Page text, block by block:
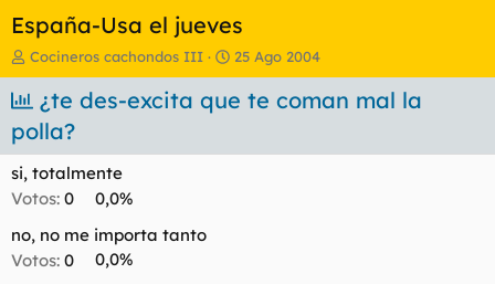
España-Usa el jueves
I
n
i
c
i
a
d
o
d
e
Cocineros cachondos III
F
e
c
h
d
25 Ago 2004
¿te des-excita que te coman mal la
polla?
si, totalmente
Votos: 0
0,0%
no, no me importa tanto
Votos: 0
0,0%